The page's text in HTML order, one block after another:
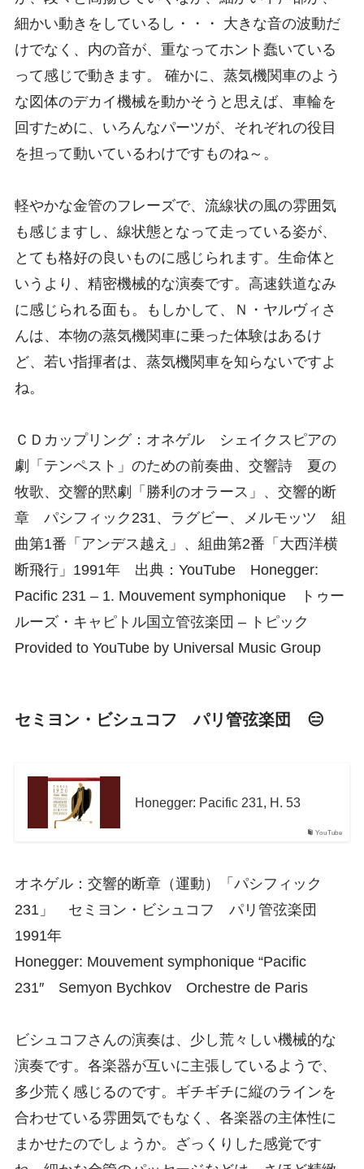
細かい動きをしているし・・・ 大きな音の波動だ
けでなく、内の音が、重なってホント蠢いている
って感じで動きます。 確かに、蒸気機関車のよう
な図体のデカイ機械を動かそうと思えば、車輪を
回すために、いろんなパーツが、それぞれの役目
を担って動いているわけですものね～。
軽やかな金管のフレーズで、流線状の風の雰囲気
も感じますし、線状態となって走っている姿が、
とても格好の良いものに感じられます。生命体と
いうより、精密機械的な演奏です。高速鉄道なみ
に感じられる面も。もしかして、Ｎ・ヤルヴィさ
んは、本物の蒸気機関車に乗った体験はあるけ
ど、若い指揮者は、蒸気機関車を知らないですよ
ね。
ＣＤカップリング：オネゲル シェイクスピアの
劇「テンペスト」のための前奏曲、交響詩 夏の
牧歌、交響的黙劇「勝利のオラース」、交響的断
章 パシフィック231、ラグビー、メルモッツ 組
曲第1番「アンデス越え」、組曲第2番「大西洋横
断飛行」1991年 出典：YouTube Honegger:
Pacific 231 – 1. Mouvement symphonique トゥー
ルーズ・キャピトル国立管弦楽団 – トピック
Provided to YouTube by Universal Music Group
セミヨン・ビシュコフ パリ管弦楽団 😑
YouTube
Honegger: Pacific 231, H. 53
オネゲル：交響的断章（運動）「パシフィック
231」 セミヨン・ビシュコフ パリ管弦楽団
1991年
Honegger: Mouvement symphonique “Pacific
231″ Semyon Bychkov Orchestre de Paris
ビシュコフさんの演奏は、少し荒々しい機械的な
演奏です。各楽器が互いに主張しているようで、
多少荒く感じるのです。ギチギチに縦のラインを
合わせている雰囲気でもなく、各楽器の主体性に
まかせたのでしょうか。ざっくりした感覚です